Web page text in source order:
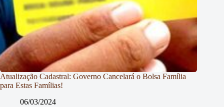
Atualização Cadastral: Governo Cancelará o Bolsa Família
para Estas Famílias!
06/03/2024